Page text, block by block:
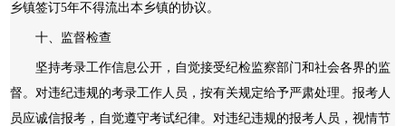
乡镇签订5年不得流出本乡镇的协议。
十、监督检查
坚持考录工作信息公开，自觉接受纪检监察部门和社会各界的监
督。对违纪违规的考录工作人员，按有关规定给予严肃处理。报考人
员应诚信报考，自觉遵守考试纪律。对违纪违规的报考人员，视情节